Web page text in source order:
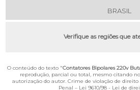
BRASIL
Verifique as regiões que
O conteúdo do texto "Contatores Bipolares 220v
reprodução, parcial ou total, mesmo citando
autorização do autor. Crime de violação de
Penal – Lei 9610/98 - Lei de